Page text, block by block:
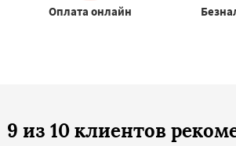
Оплата онлайн
9 из 10 клиентов